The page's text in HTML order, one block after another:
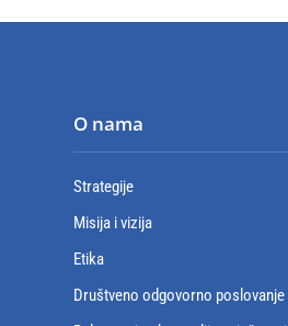
O nama
Strategije
Misija i vizija
Etika
Društveno odgovorno poslovanje